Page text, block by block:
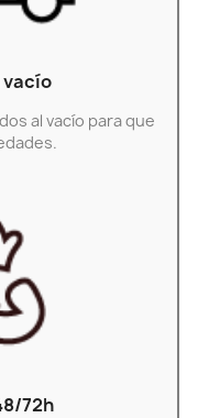
vacío
al vacío para que
72h